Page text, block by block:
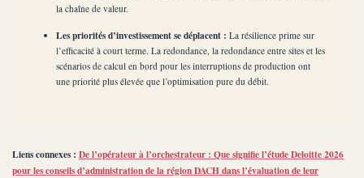
la chaîne de valeur.
Les priorités d’investissement se déplacent : La résilience prime sur
l’efficacité à court terme. La redondance, la redondance entre sites et les
scénarios de calcul en bord pour les interruptions de production ont
une priorité plus élevée que l’optimisation pure du débit.
Liens connexes : De l’opérateur à l’orchestrateur : Que signifie l’étude Deloitte 2026
pour les conseils d’administration de la région DACH dans l’évaluation de leur